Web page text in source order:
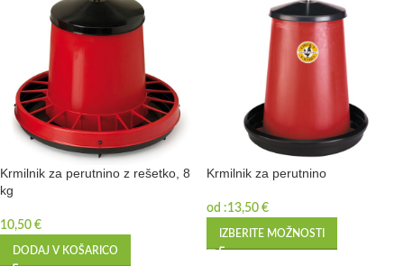
Krmilnik za perutnino z rešetko, 8
kg
10,50 €
DODAJ V KOŠARICO
Krmilnik za perutnino
od :13,50 €
IZBERITE MOŽNOSTI